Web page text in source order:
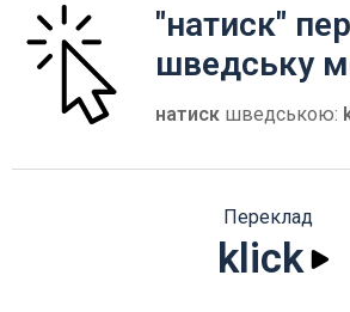
"натиск"
шведську
натиск шведською:
Переклад
klick